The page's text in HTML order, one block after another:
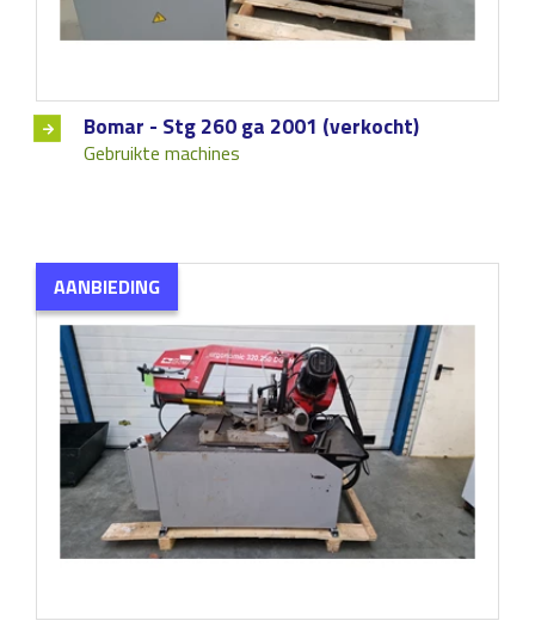
Bomar - Stg 260 ga 2001 (verkocht)
Gebruikte machines
AANBIEDING